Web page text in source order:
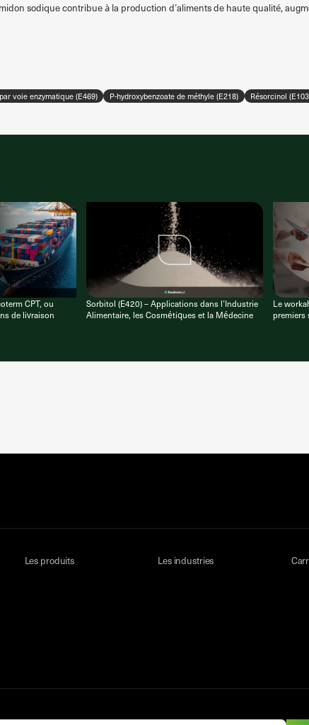
sodique contribue à la production d’aliments de haute qualité,
voie enzymatique (E469) P-hydroxybenzoate de méthyle (E218) Résorcinol
CPT, ou
de livraison
Sorbitol (E420) – Applications dans l’Industrie
Alimentaire, les Cosmétiques et la Médecine
Le
premiers
Les produits Les industries